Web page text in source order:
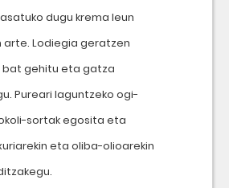
dugu krema leun
Lodiegia geratzen
bat gehitu eta gatza
Pureari laguntzeko ogi-
sortak egosita eta
eta oliba-olioarekin